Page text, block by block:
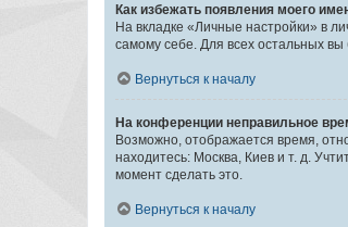
Как избежать появления моего
На вкладке «Личные настройки» в
самому себе. Для всех остальных
Вернуться к началу
На конференции неправильное
Возможно, отображается время,
находитесь: Москва, Киев и т. д.
момент сделать это.
Вернуться к началу